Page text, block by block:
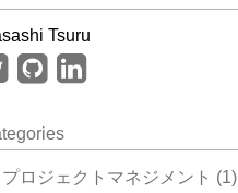
Tsuru
プロジェクトマネジメント (1)